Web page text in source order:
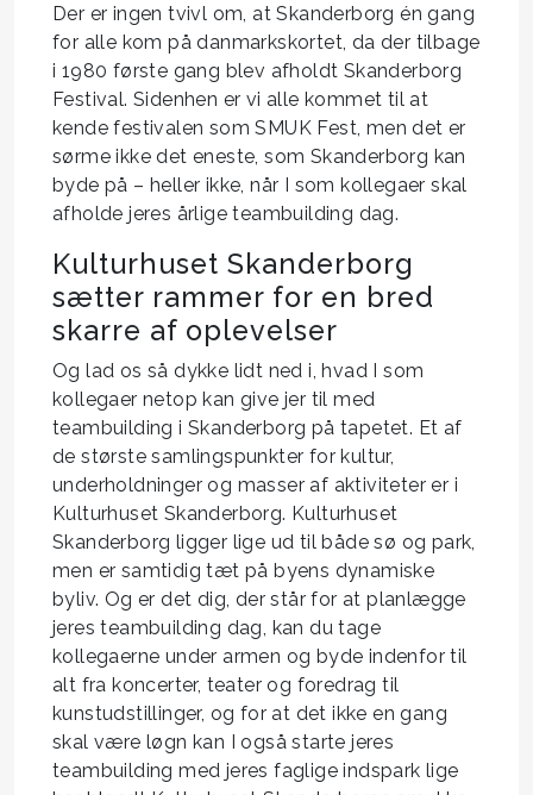
Der er ingen tvivl om, at Skanderborg én gang
for alle kom på danmarkskortet, da der tilbage
i 1980 første gang blev afholdt Skanderborg
Festival. Sidenhen er vi alle kommet til at
kende festivalen som SMUK Fest, men det er
sørme ikke det eneste, som Skanderborg kan
byde på – heller ikke, når I som kollegaer skal
afholde jeres årlige teambuilding dag.
Kulturhuset Skanderborg
sætter rammer for en bred
skarre af oplevelser
Og lad os så dykke lidt ned i, hvad I som
kollegaer netop kan give jer til med
teambuilding i Skanderborg på tapetet. Et af
de største samlingspunkter for kultur,
underholdninger og masser af aktiviteter er i
Kulturhuset Skanderborg. Kulturhuset
Skanderborg ligger lige ud til både sø og park,
men er samtidig tæt på byens dynamiske
byliv. Og er det dig, der står for at planlægge
jeres teambuilding dag, kan du tage
kollegaerne under armen og byde indenfor til
alt fra koncerter, teater og foredrag til
kunstudstillinger, og for at det ikke en gang
skal være løgn kan I også starte jeres
teambuilding med jeres faglige indspark lige